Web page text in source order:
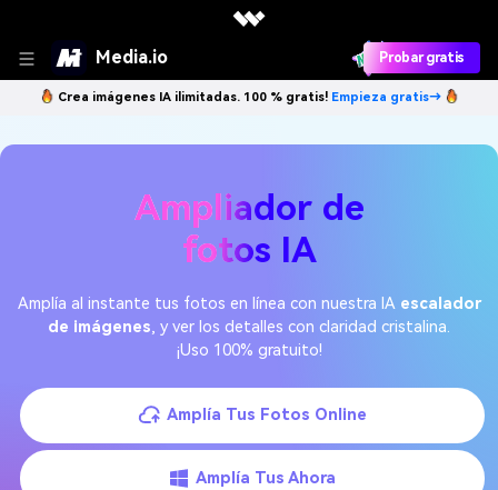
Media.io Probar gratis
Crea imágenes IA ilimitadas. 100 % gratis! Empieza gratis→
Ampliador de
fotos IA
Amplía al instante tus fotos en línea con nuestra IAescalador
de imágenes, y ver los detalles con claridad cristalina.
¡Uso 100% gratuito!
Amplía Tus Fotos Online
Amplía Tus Ahora